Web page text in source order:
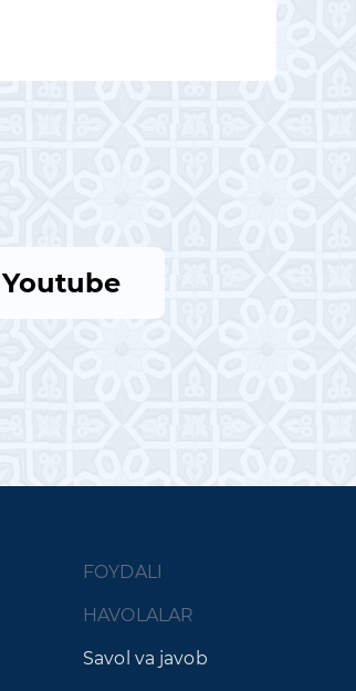
Youtube
FOYDALI
HAVOLALAR
Savol va javob